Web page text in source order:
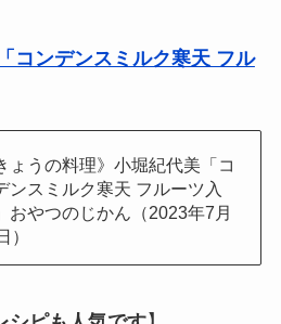
コンデンスミルク寒天 フル
ょうの料理》小堀紀代美「コ
ンスミルク寒天 フルーツ入
おやつのじかん（2023年7月
）